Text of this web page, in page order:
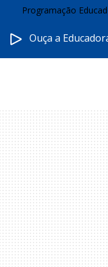
Programação
Ouça a